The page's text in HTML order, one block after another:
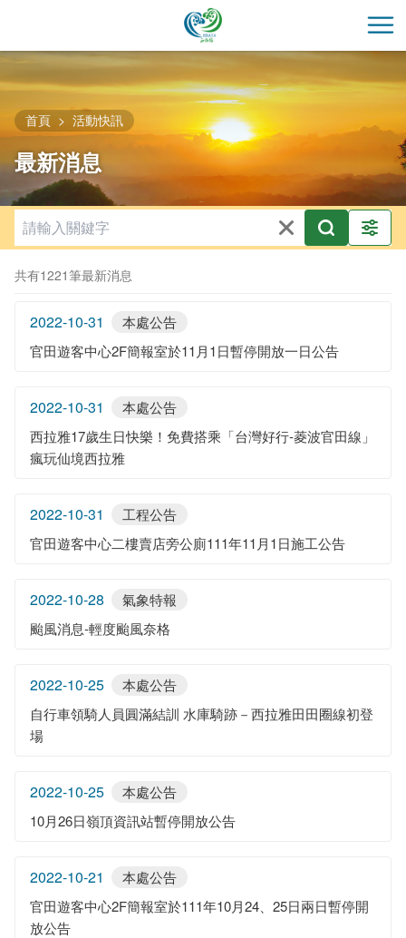
主
內
區
塊
開
首頁 活動快訊
最新消息
共有1221筆最新消息
2022-10-31
本處公告
官田遊客中心2F簡報室於11月1日暫停開放一日公告
2022-10-31
本處公告
西拉雅17歲生日快樂！免費搭乘「台灣好行-菱波官田線」
瘋玩仙境西拉雅
2022-10-31
工程公告
官田遊客中心二樓賣店旁公廁111年11月1日施工公告
2022-10-28
氣象特報
颱風消息-輕度颱風奈格
2022-10-25
本處公告
自行車領騎人員圓滿結訓 水庫騎跡－西拉雅田田圈線初登
場
2022-10-25
本處公告
10月26日嶺頂資訊站暫停開放公告
2022-10-21
本處公告
官田遊客中心2F簡報室於111年10月24、25日兩日暫停開
放公告